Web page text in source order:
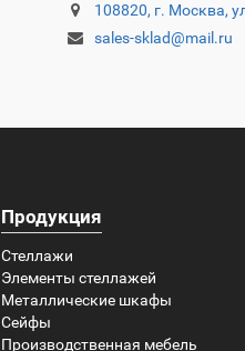
108820, г. Москва,
sales-sklad@mail.ru
Продукция
Стеллажи
Элементы стеллажей
Металлические шкафы
Сейфы
Производственная мебель